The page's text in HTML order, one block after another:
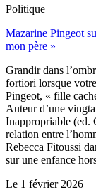
Politique
Mazarine Pingeot
mon père »
Grandir dans
fortiori lorsque
Pingeot, « fille
Auteur d’une
Inappropriable (ed.
relation entre
Rebecca Fitoussi
sur une enfance
Le 1 février 2026